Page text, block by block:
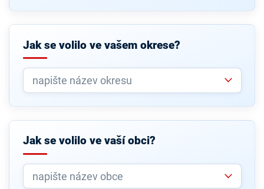
Jak se volilo ve vašem okrese?
Jak se volilo ve vaší obci?